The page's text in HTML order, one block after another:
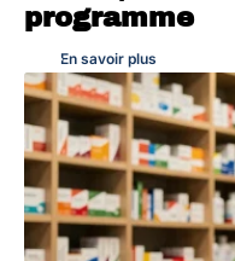
programme
En savoir plus